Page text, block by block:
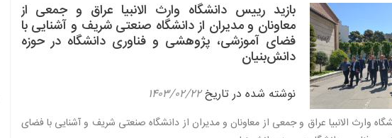
بازید رییس دانشگاه وارث الانبیا عراق و جمعی از
معاونان و مدیران از دانشگاه صنعتی شریف و آشنایی با
فضای آموزشی، پژوهشی و فناوری دانشگاه در حوزه
دانش‌بنیان
نوشته شده در تاریخ۱۴۰۳/۰۲/۲۲
وارث الانبیا عراق و جمعی از معاونان و مدیران از دانشگاه صنعتی شریف و آشنایی با فضای